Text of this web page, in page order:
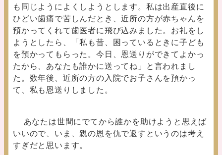
も同じようによくしようとします。私は出産直後に
ひどい歯痛で苦しんだとき、近所の方が赤ちゃんを
預かってくれて歯医者に飛び込みました。お礼をし
ようとしたら、「私も昔、困っているときに子ども
を預かってもらった。今日、恩送りができてよかっ
たから、あなたも誰かに送ってね」と言われまし
た。数年後、近所の方の入院でお子さんを預かっ
て、私も恩送りしました。
あなたは世間にでてから誰かを助けようと思えば
いいので、いま、親の恩を仇で返すというのは考え
すぎだと思います。